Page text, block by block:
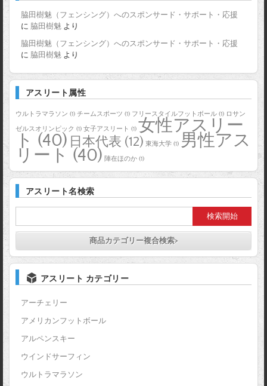
脇田樹魅（フェンシング）へのスポンサード・サポート・応援
に 脇田樹魅 より
脇田樹魅（フェンシング）へのスポンサード・サポート・応援
に 脇田樹魅 より
アスリート属性
ウルトラマラソン (1) チームスポーツ (1) フリースタイルフットボール (1) ロサン
ゼルスオリンピック (1) 女子アスリート (1) 女性アスリー
ト (40) 日本代表 (12) 東海大学 (1) 男性アス
リート (40) 陣在ほのか (1)
アスリート名検索
商品カテゴリー複合検索>
アスリート カテゴリー
アーチェリー
アメリカンフットボール
アルペンスキー
ウインドサーフィン
ウルトラマラソン